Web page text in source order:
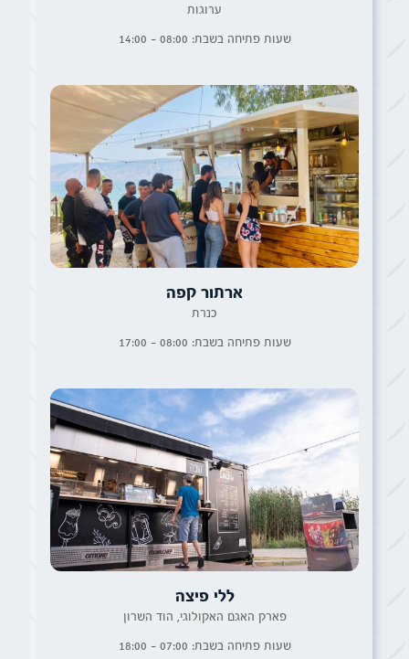
ערוגות
שעות פתיחה בשבת: 08:00 - 14:00
ארתור קפה
כנרת
שעות פתיחה בשבת: 08:00 - 17:00
ללי פיצה
פארק האגם האקולוגי, הוד השרון
שעות פתיחה בשבת: 07:00 - 18:00